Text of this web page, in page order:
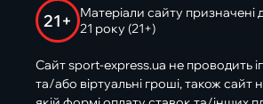
21+
Матеріали сайту призначені
21 року (21+)
Сайт sport-express.ua не проводить
та/або віртуальні гроші, також сайт